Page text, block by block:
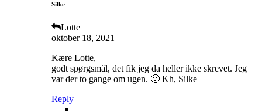
Silke
Lotte
oktober 18, 2021
Kære Lotte,
godt spørgsmål, det fik jeg da heller ikke skrevet. Jeg
var der to gange om ugen. 🙂 Kh, Silke
Reply